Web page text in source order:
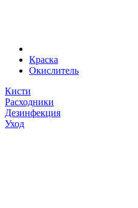
Краска
Окислитель
Кисти
Расходники
Дезинфекция
Уход